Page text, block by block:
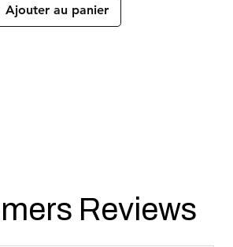
Ajouter au panier
Reviews